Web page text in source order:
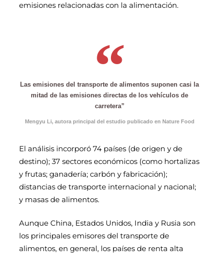
emisiones relacionadas con la alimentación.
Las emisiones del transporte de alimentos suponen casi la
mitad de las emisiones directas de los vehículos de
carretera”
Mengyu Li, autora principal del estudio publicado en Nature Food
El análisis incorporó 74 países (de origen y de
destino); 37 sectores económicos (como hortalizas
y frutas; ganadería; carbón y fabricación);
distancias de transporte internacional y nacional;
y masas de alimentos.
Aunque China, Estados Unidos, India y Rusia son
los principales emisores del transporte de
alimentos, en general, los países de renta alta